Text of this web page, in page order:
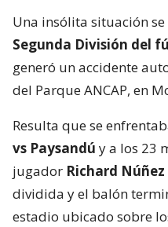
Una insólita situación
Segunda División del
generó un accidente
del Parque ANCAP, en
Resulta que se
vs Paysandú y a los 23
jugador Richard Núñez
dividida y el balón
estadio ubicado sobre